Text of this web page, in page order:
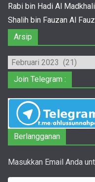
Rabi bin Hadi Al Madkhali
Shalih bin Fauzan Al
Arsip
Arsip
Join Telegram :
Berlangganan
Masukkan Email Anda